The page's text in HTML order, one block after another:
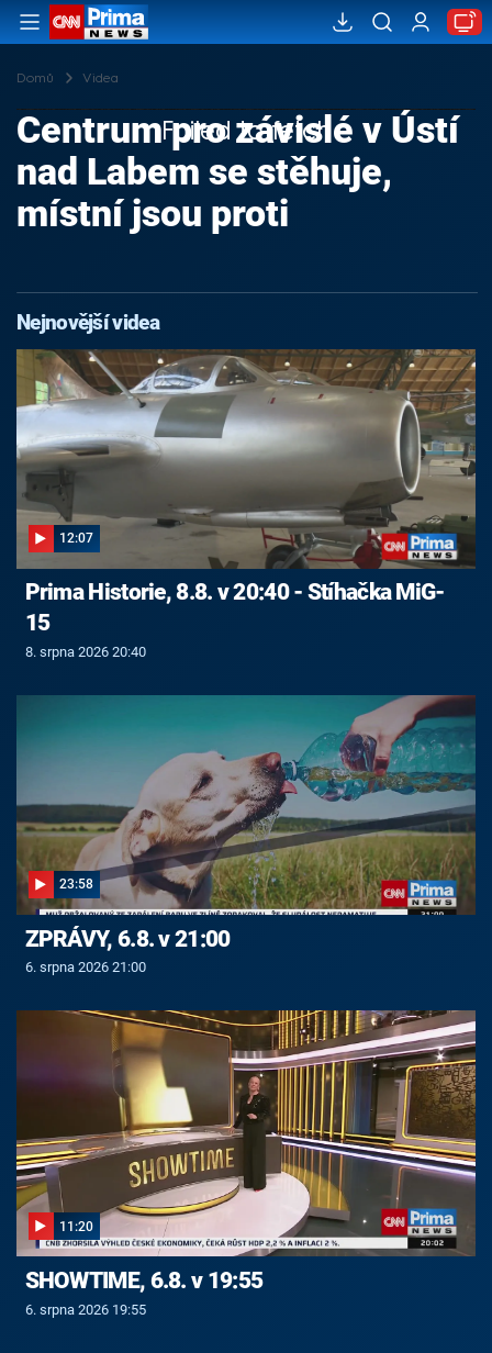
Domů Videa
Failed to fetch
Centrum pro závislé v Ústí
nad Labem se stěhuje,
místní jsou proti
Nejnovější videa
12:07
Prima Historie, 8.8. v 20:40 - Stíhačka MiG-
15
8. srpna 2026 20:40
23:58
ZPRÁVY, 6.8. v 21:00
6. srpna 2026 21:00
11:20
SHOWTIME, 6.8. v 19:55
6. srpna 2026 19:55